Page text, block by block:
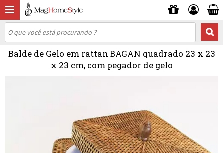
Balde de Gelo em rattan BAGAN quadrado 23 x 23
x 23 cm, com pegador de gelo